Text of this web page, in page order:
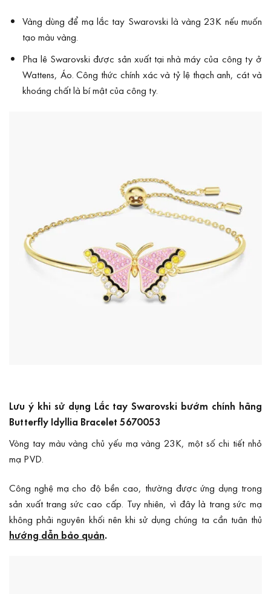
Vàng dùng để mạ lắc tay Swarovski là vàng 23K nếu muốn
tạo màu vàng.
Pha lê Swarovski được sản xuất tại nhà máy của công ty ở
Wattens, Áo. Công thức chính xác và tỷ lệ thạch anh, cát và
khoáng chất là bí mật của công ty.
Lưu ý khi sử dụng Lắc tay Swarovski bướm chính hãng
Butterfly Idyllia Bracelet 5670053
Vòng tay màu vàng chủ yếu mạ vàng 23K, một số chi tiết nhỏ
mạ PVD.
Công nghệ mạ cho độ bền cao, thường được ứng dụng trong
sản xuất trang sức cao cấp. Tuy nhiên, vì đây là trang sức mạ
không phải nguyên khối nên khi sử dụng chúng ta cần tuân thủ
hướng dẫn bảo quản.